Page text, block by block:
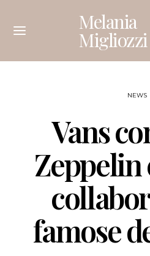
Melania
Migliozzi
NEWS
Vans
Zeppelin
famose